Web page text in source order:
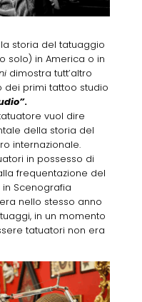
storia del tatuaggio
solo) in America o in
dimostra tutt’altro
dei primi tattoo studio
.
vuol dire
della storia del
internazionale.
in possesso di
frequentazione del
Scenografia
nello stesso anno
in un momento
tatuatori non era